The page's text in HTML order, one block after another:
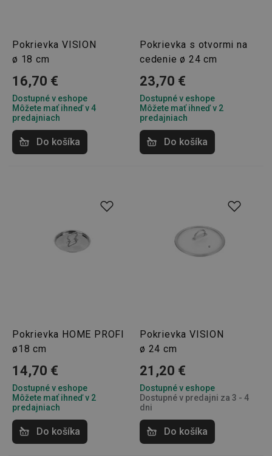
Pokrievka VISION
ø 18 cm
16,70 €
Dostupné v eshope
Môžete mať ihneď v 4
predajniach
Do košíka
Pokrievka s otvormi na
cedenie ø 24 cm
23,70 €
Dostupné v eshope
Môžete mať ihneď v 2
predajniach
Do košíka
Pokrievka HOME PROFI
ø18 cm
14,70 €
Dostupné v eshope
Môžete mať ihneď v 2
predajniach
Do košíka
Pokrievka VISION
ø 24 cm
21,20 €
Dostupné v eshope
Dostupné v predajni za 3 - 4
dni
Do košíka